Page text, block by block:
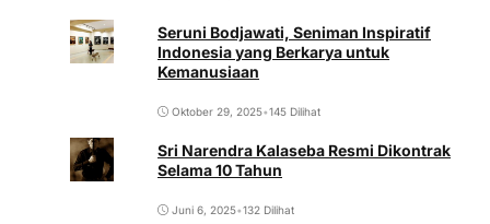
Seruni Bodjawati, Seniman Inspiratif
Indonesia yang Berkarya untuk
Kemanusiaan
Oktober 29, 2025•145 Dilihat
Sri Narendra Kalaseba Resmi Dikontrak
Selama 10 Tahun
Juni 6, 2025•132 Dilihat